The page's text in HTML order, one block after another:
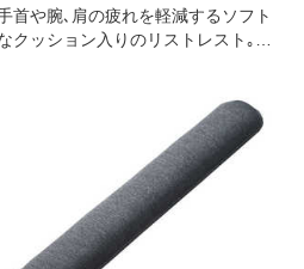
首や腕､肩の疲れを軽減するソフト
クッション入りのリストレスト｡ロ